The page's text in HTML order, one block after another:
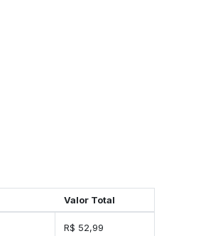
Valor Total
R$ 52,99